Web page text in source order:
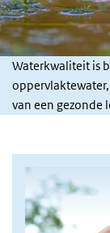
Waterkwaliteit is
van een gezonde